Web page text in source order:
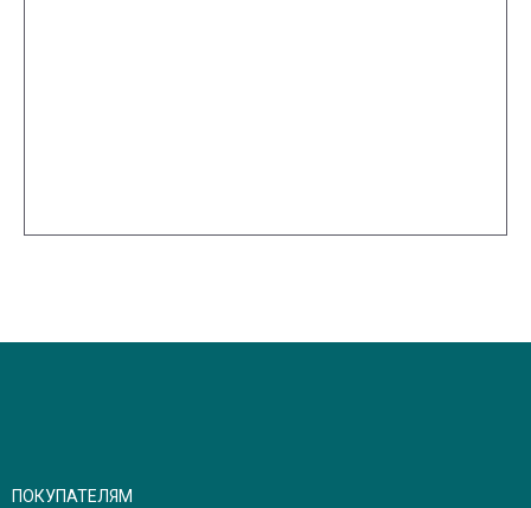
ПОКУПАТЕЛЯМ